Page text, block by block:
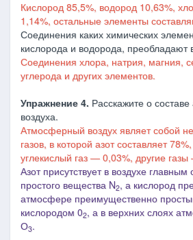
Кислород 85,5%, водород 10,63%,
1,14%, остальные элементы
Соединения каких химических
кислорода и водорода,
Соединения хлора, натрия, магния,
углерода и других элементов.
Упражнение 4. Расскажите о
воздуха.
Атмосферный воздух являет собой
газов, в которой азот составляет
углекислый газ ― 0,03%, другие
Азот присутствует в воздухе
простого вещества N2, а кислород
атмосфере преимущественно
кислородом 02, а в верхних слоях
О3.